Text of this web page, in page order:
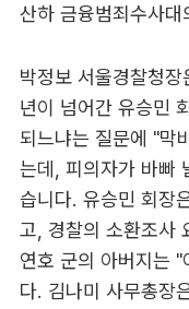
산하 금융범죄수사
박정보 서울경찰청
년이 넘어간 유승민
되느냐는 질문에 "막
는데, 피의자가 바빠
습니다. 유승민 회장
고, 경찰의 소환조사
연호 군의 아버지는
다. 김나미 사무총장